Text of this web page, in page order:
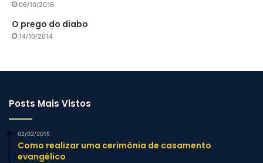
06/10/2016
O prego do diabo
14/10/2014
Posts Mais Vistos
02/02/2015
Como realizar uma cerimônia de casamento
evangélico